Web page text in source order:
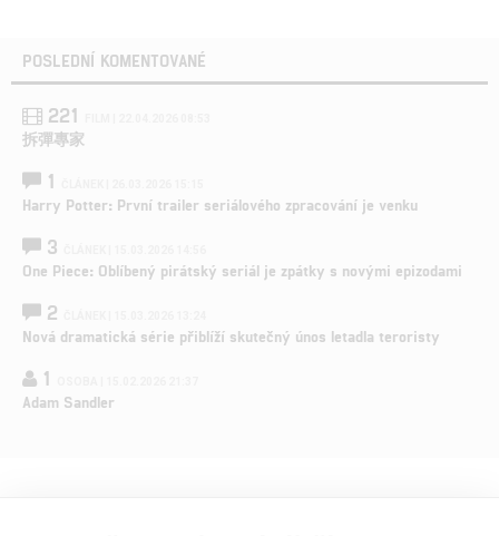
POSLEDNÍ KOMENTOVANÉ
221
拆彈專家
1
Harry Potter: První trailer seriálového zpracování je venku
3
One Piece: Oblíbený pirátský seriál je zpátky s novými epizodami
2
Nová dramatická série přiblíží skutečný únos letadla teroristy
1
Adam Sandler